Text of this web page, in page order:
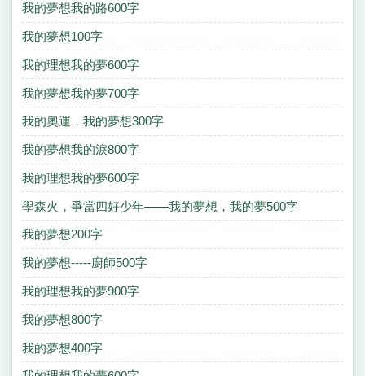
我的夢想我的路600字
我的夢想100字
我的理想我的夢600字
我的夢想我的夢700字
我的奧運，我的夢想300字
我的夢想我的淚800字
我的理想我的夢600字
學森火，爭當四好少年——我的夢想，我的夢500字
我的夢想200字
我的夢想-----廚師500字
我的理想我的夢900字
我的夢想800字
我的夢想400字